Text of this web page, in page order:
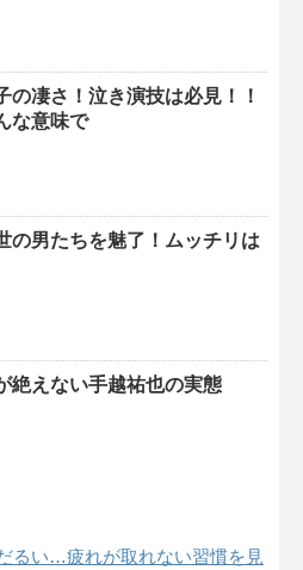
の凄さ！泣き演技は必見！！
な意味で
の男たちを魅了！ムッチリは
絶えない手越祐也の実態
るい…疲れが取れない習慣を見